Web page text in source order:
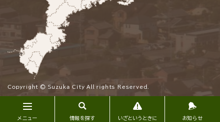
メニュー 情報を探す いざというときに お知らせ
Copyright © Suzuka City All rights Reserved.